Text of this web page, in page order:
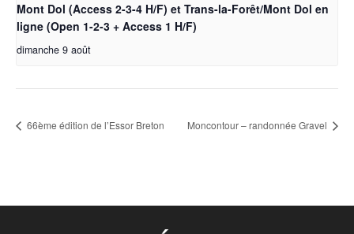
Mont Dol (Access 2-3-4 H/F) et Trans-la-Forêt/Mont Dol en
ligne (Open 1-2-3 + Access 1 H/F)
dimanche 9 août
66ème édition de l’Essor Breton Moncontour – randonnée Gravel